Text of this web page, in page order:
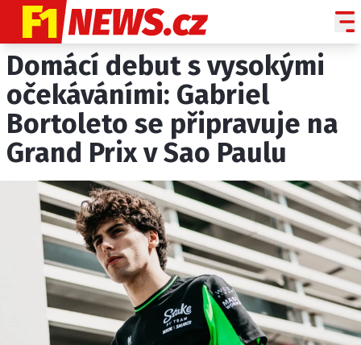
NOVINKY
GRAND PRIX
PADDOCK LINE
TECHNIKA
PROFILY JEZDCŮ
PROFILY TÝMŮ
ROZHOVORY
OSTATNÍ
SLEDUJTE NÁS NA |
Domácí debut s vysokými
očekáváními: Gabriel
Bortoleto se připravuje na
Grand Prix v Sao Paulu